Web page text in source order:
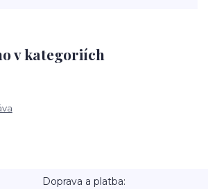
v kategoriích
a platba: